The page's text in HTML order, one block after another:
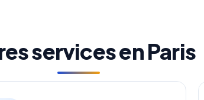
services en Paris